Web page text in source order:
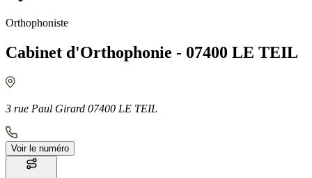
Orthophoniste
Cabinet d'Orthophonie - 07400 LE TEIL
3 rue Paul Girard 07400 LE TEIL
Voir le numéro